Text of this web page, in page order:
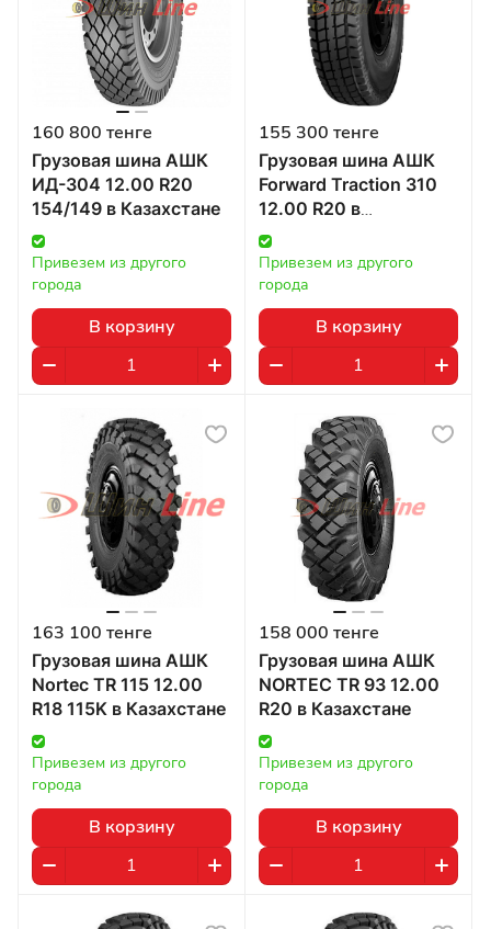
160 800 тенге
Грузовая шина АШК
ИД-304 12.00 R20
154/149 в Казахстане
Привезем из другого
города
В корзину
155 300 тенге
Грузовая шина АШК
Forward Traction 310
12.00 R20 в
Казахстане
Привезем из другого
города
В корзину
163 100 тенге
Грузовая шина АШК
Nortec TR 115 12.00
R18 115K в Казахстане
Привезем из другого
города
В корзину
158 000 тенге
Грузовая шина АШК
NORTEC TR 93 12.00
R20 в Казахстане
Привезем из другого
города
В корзину